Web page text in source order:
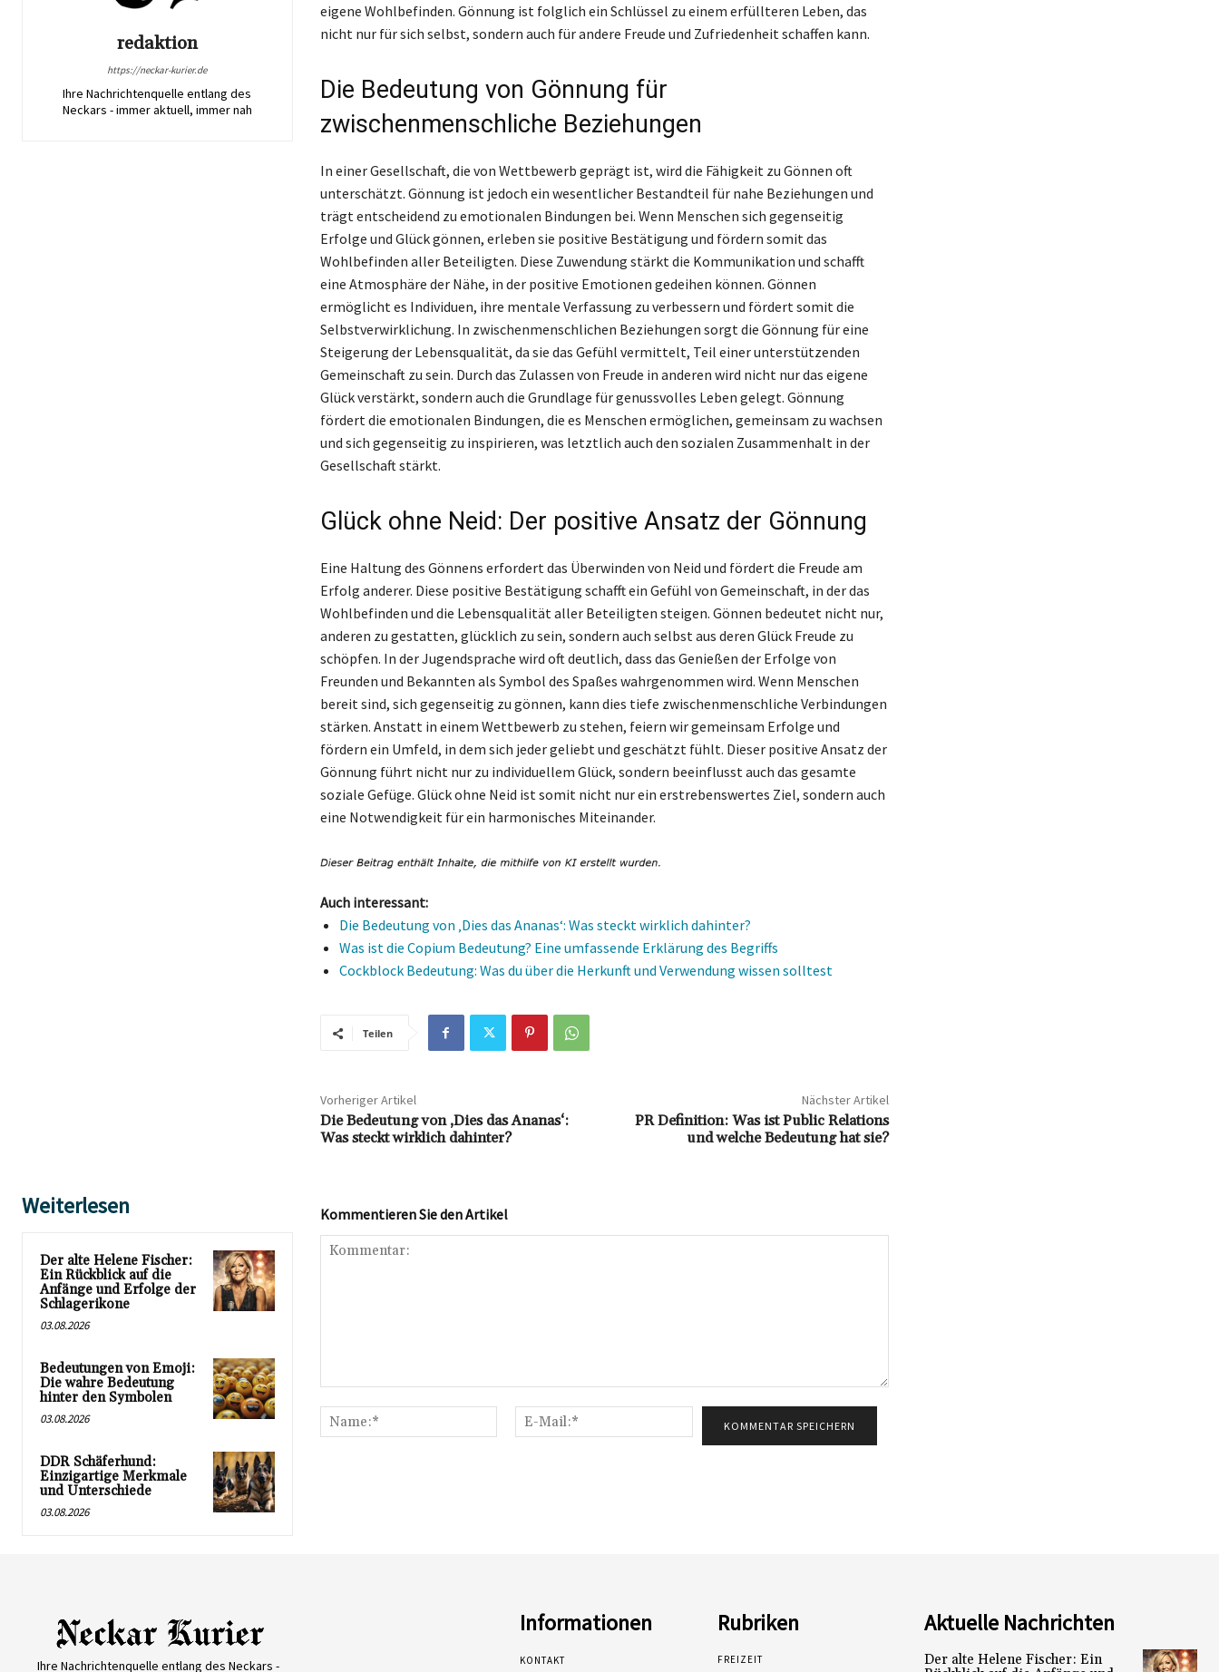
redaktion
https://neckar-kurier.de
Ihre Nachrichtenquelle entlang des
Neckars - immer aktuell, immer nah
eigene Wohlbefinden. Gönnung ist folglich ein Schlüssel zu einem erfüllteren Leben, das
nicht nur für sich selbst, sondern auch für andere Freude und Zufriedenheit schaffen kann.
Die Bedeutung von Gönnung für
zwischenmenschliche Beziehungen
In einer Gesellschaft, die von Wettbewerb geprägt ist, wird die Fähigkeit zu Gönnen oft
unterschätzt. Gönnung ist jedoch ein wesentlicher Bestandteil für nahe Beziehungen und
trägt entscheidend zu emotionalen Bindungen bei. Wenn Menschen sich gegenseitig
Erfolge und Glück gönnen, erleben sie positive Bestätigung und fördern somit das
Wohlbefinden aller Beteiligten. Diese Zuwendung stärkt die Kommunikation und schafft
eine Atmosphäre der Nähe, in der positive Emotionen gedeihen können. Gönnen
ermöglicht es Individuen, ihre mentale Verfassung zu verbessern und fördert somit die
Selbstverwirklichung. In zwischenmenschlichen Beziehungen sorgt die Gönnung für eine
Steigerung der Lebensqualität, da sie das Gefühl vermittelt, Teil einer unterstützenden
Gemeinschaft zu sein. Durch das Zulassen von Freude in anderen wird nicht nur das eigene
Glück verstärkt, sondern auch die Grundlage für genussvolles Leben gelegt. Gönnung
fördert die emotionalen Bindungen, die es Menschen ermöglichen, gemeinsam zu wachsen
und sich gegenseitig zu inspirieren, was letztlich auch den sozialen Zusammenhalt in der
Gesellschaft stärkt.
Glück ohne Neid: Der positive Ansatz der Gönnung
Eine Haltung des Gönnens erfordert das Überwinden von Neid und fördert die Freude am
Erfolg anderer. Diese positive Bestätigung schafft ein Gefühl von Gemeinschaft, in der das
Wohlbefinden und die Lebensqualität aller Beteiligten steigen. Gönnen bedeutet nicht nur,
anderen zu gestatten, glücklich zu sein, sondern auch selbst aus deren Glück Freude zu
schöpfen. In der Jugendsprache wird oft deutlich, dass das Genießen der Erfolge von
Freunden und Bekannten als Symbol des Spaßes wahrgenommen wird. Wenn Menschen
bereit sind, sich gegenseitig zu gönnen, kann dies tiefe zwischenmenschliche Verbindungen
stärken. Anstatt in einem Wettbewerb zu stehen, feiern wir gemeinsam Erfolge und
fördern ein Umfeld, in dem sich jeder geliebt und geschätzt fühlt. Dieser positive Ansatz der
Gönnung führt nicht nur zu individuellem Glück, sondern beeinflusst auch das gesamte
soziale Gefüge. Glück ohne Neid ist somit nicht nur ein erstrebenswertes Ziel, sondern auch
eine Notwendigkeit für ein harmonisches Miteinander.
Auch interessant:
Die Bedeutung von ‚Dies das Ananas‘: Was steckt wirklich dahinter?
Was ist die Copium Bedeutung? Eine umfassende Erklärung des Begriffs
Cockblock Bedeutung: Was du über die Herkunft und Verwendung wissen solltest
Teilen
Vorheriger Artikel
Die Bedeutung von ‚Dies das Ananas‘:
Was steckt wirklich dahinter?
Nächster Artikel
PR Definition: Was ist Public Relations
und welche Bedeutung hat sie?
Weiterlesen
Der alte Helene Fischer:
Ein Rückblick auf die
Anfänge und Erfolge der
Schlagerikone
03.08.2026
Bedeutungen von Emoji:
Die wahre Bedeutung
hinter den Symbolen
03.08.2026
DDR Schäferhund:
Einzigartige Merkmale
und Unterschiede
03.08.2026
Kommentieren Sie den Artikel
Name:*
Mail:*
Ihre Nachrichtenquelle entlang des Neckars -
Informationen
KONTAKT
Rubriken
FREIZEIT
Aktuelle Nachrichten
Der alte Helene Fischer: Ein